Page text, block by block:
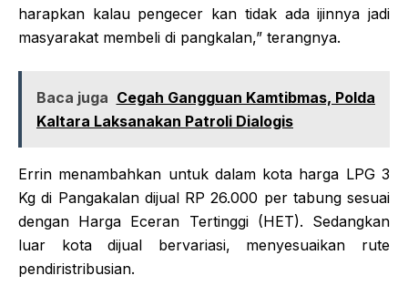
harapkan kalau pengecer kan tidak ada ijinnya jadi
masyarakat membeli di pangkalan,” terangnya.
Baca juga Cegah Gangguan Kamtibmas, Polda
Kaltara Laksanakan Patroli Dialogis
Errin menambahkan untuk dalam kota harga LPG 3
Kg di Pangakalan dijual RP 26.000 per tabung sesuai
dengan Harga Eceran Tertinggi (HET). Sedangkan
luar kota dijual bervariasi, menyesuaikan rute
pendiristribusian.